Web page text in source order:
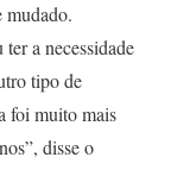
mudado.
a necessidade
tipo de
foi muito mais
disse o